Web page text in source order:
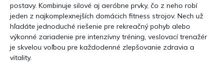
postavy. Kombinuje silové aj aeróbne prvky, čo z neho robí
jeden z najkomplexnejších domácich fitness strojov. Nech už
hľadáte jednoduché riešenie pre rekreačný pohyb alebo
výkonné zariadenie pre intenzívny tréning, veslovací trenažér
je skvelou voľbou pre každodenné zlepšovanie zdravia a
vitality.